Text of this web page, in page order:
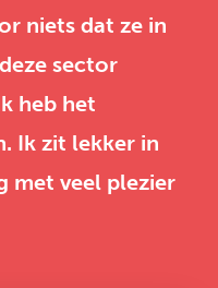
niets dat ze in
sector
heb het
Ik zit lekker in
met veel plezier